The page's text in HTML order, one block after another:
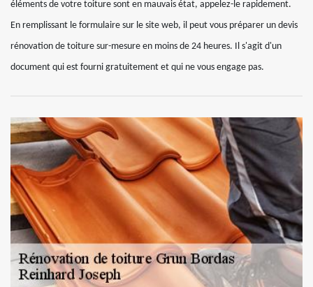
éléments de votre toiture sont en mauvais état, appelez-le rapidement.
En remplissant le formulaire sur le site web, il peut vous préparer un devis
rénovation de toiture sur-mesure en moins de 24 heures. Il s'agit d'un
document qui est fourni gratuitement et qui ne vous engage pas.